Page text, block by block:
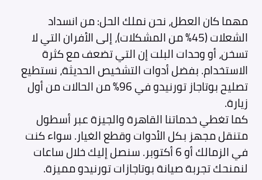
مهما كان العطل، نحن نملك الحل: من انسداد
الشعلات (45% من المشكلات)، إلى الأفران التي لا
تسخن، أو وحدات البلت إن التي تضعف مع كثرة
الاستخدام. بفضل أدوات التشخيص الحديثة، نستطيع
تصليح بوتاجاز تورنيدو في 96% من الحالات من أول
زيارة.
كما تغطي خدماتنا القاهرة والجيزة عبر أسطول
متنقل مجهز بكل الأدوات وقطع الغيار. سواء كنت
في الزمالك أو 6 أكتوبر. سنصل إليك خلال ساعات
لنمنحك تجربة صيانة بوتاجازات تورنيدو مميزة.